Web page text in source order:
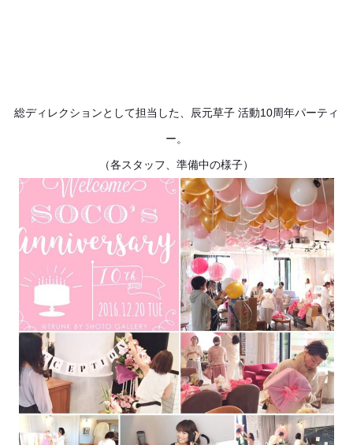
総ディレクションとして担当した、辰元草子 活動10周年パーティ
ー。
（各スタッフ、準備中の様子）